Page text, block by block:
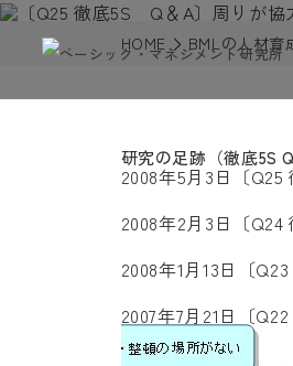
HOME BMLの人材育
研究の足跡（徹底5S
2008年5月3日
〔
2008年2月3日
〔
2008年1月13日
〔
2007年7月21日
〔